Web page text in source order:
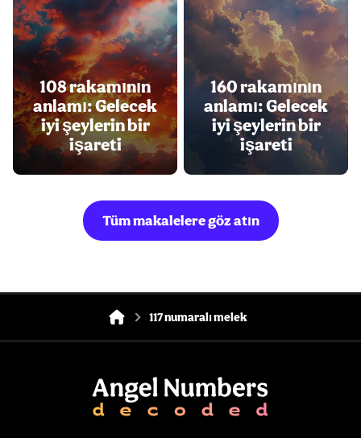
108 rakamının
anlamı: Gelecek
iyi şeylerin bir
işareti
160 rakamının
anlamı: Gelecek
iyi şeylerin bir
işareti
Tüm makalelere göz atın
117 numaralı melek